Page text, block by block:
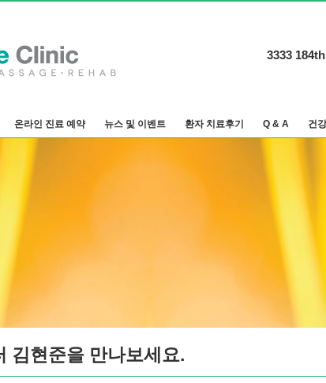
3333
온라인 진료 예약 뉴스 및 이벤트 환자 치료후기 Q & A 건
김현준을 만나보세요.